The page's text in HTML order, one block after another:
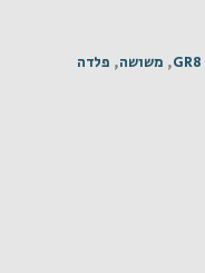
GR8
, משושה, פלדה